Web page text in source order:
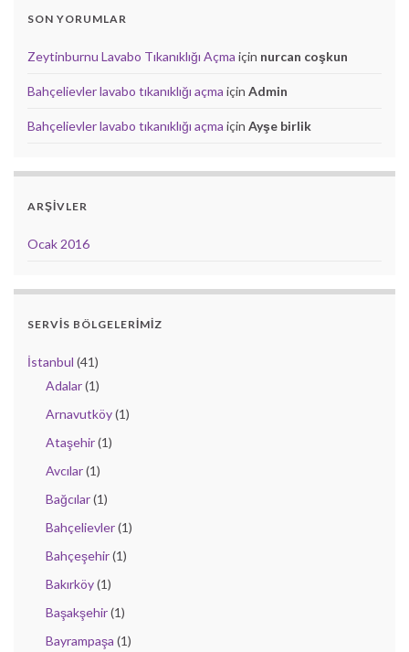
SON YORUMLAR
Zeytinburnu Lavabo Tıkanıklığı Açma için nurcan coşkun
Bahçelievler lavabo tıkanıklığı açma için Admin
Bahçelievler lavabo tıkanıklığı açma için Ayşe birlik
ARŞIVLER
Ocak 2016
SERVIS BÖLGELERIMIZ
İstanbul (41)
Adalar(1)
Arnavutköy(1)
Ataşehir(1)
Avcılar(1)
Bağcılar(1)
Bahçelievler(1)
Bahçeşehir(1)
Bakırköy(1)
Başakşehir(1)
Bayrampaşa (1)